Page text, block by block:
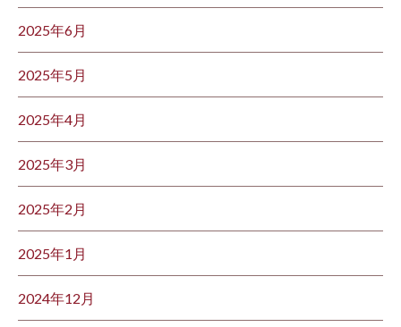
2025年6月
2025年5月
2025年4月
2025年3月
2025年2月
2025年1月
2024年12月